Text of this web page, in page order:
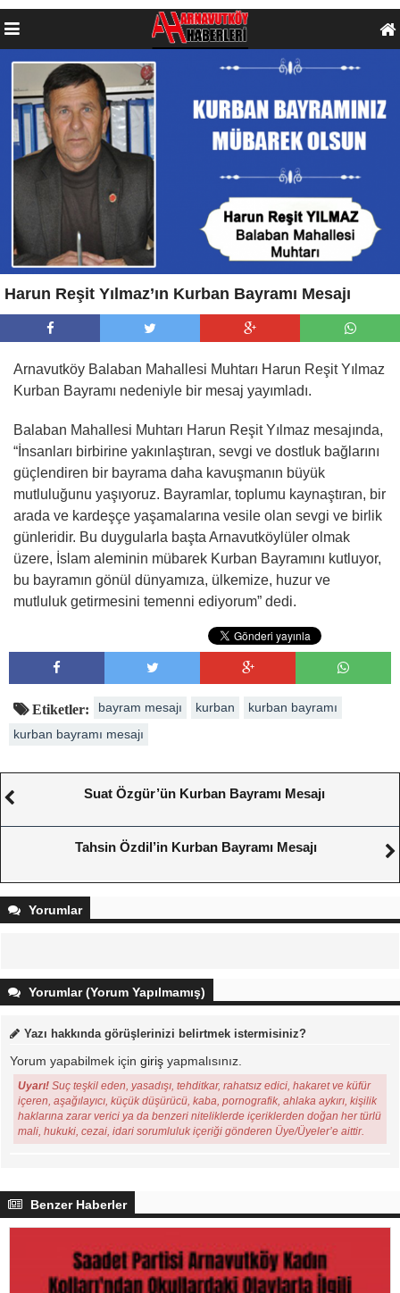
Harun Reşit Yılmaz’ın Kurban Bayramı Mesajı
Arnavutköy Balaban Mahallesi Muhtarı Harun Reşit Yılmaz
Kurban Bayramı nedeniyle bir mesaj yayımladı.
Balaban Mahallesi Muhtarı Harun Reşit Yılmaz mesajında,
“İnsanları birbirine yakınlaştıran, sevgi ve dostluk bağlarını
güçlendiren bir bayrama daha kavuşmanın büyük
mutluluğunu yaşıyoruz. Bayramlar, toplumu kaynaştıran, bir
arada ve kardeşçe yaşamalarına vesile olan sevgi ve birlik
günleridir. Bu duygularla başta Arnavutköylüler olmak
üzere, İslam aleminin mübarek Kurban Bayramını kutluyor,
bu bayramın gönül dünyamıza, ülkemize, huzur ve
mutluluk getirmesini temenni ediyorum” dedi.
Etiketler: bayram mesajı kurban
kurban bayramı
kurban bayramı mesajı
Suat Özgür’ün Kurban Bayramı Mesajı
Tahsin Özdil’in Kurban Bayramı Mesajı
Yorumlar
Yorumlar (Yorum Yapılmamış)
Yazı hakkında görüşlerinizi belirtmek istermisiniz?
Yorum yapabilmek için giriş yapmalısınız.
Uyarı! Suç teşkil eden, yasadışı, tehditkar, rahatsız edici, hakaret ve küfür
içeren, aşağılayıcı, küçük düşürücü, kaba, pornografik, ahlaka aykırı, kişilik
haklarına zarar verici ya da benzeri niteliklerde içeriklerden doğan her türlü
mali, hukuki, cezai, idari sorumluluk içeriği gönderen Üye/Üyeler’e aittir.
Benzer Haberler